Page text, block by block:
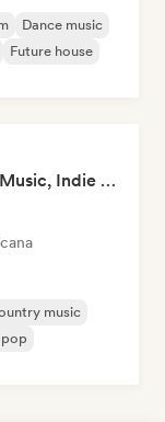
Dance music
Future house
Pop Machine Mode 🤖 AI Music, Indie Pop & Dream Pop
music